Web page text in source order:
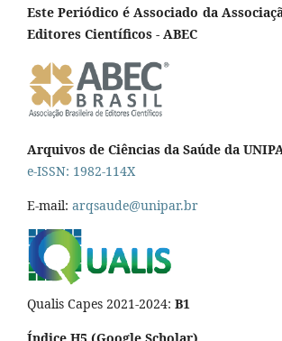
Este Periódico é Associado da
Editores Científicos - ABEC
Arquivos de Ciências da Saúde da
e-ISSN: 1982-114X
E-mail: arqsaude@unipar.br
Qualis Capes 2021-2024: B1